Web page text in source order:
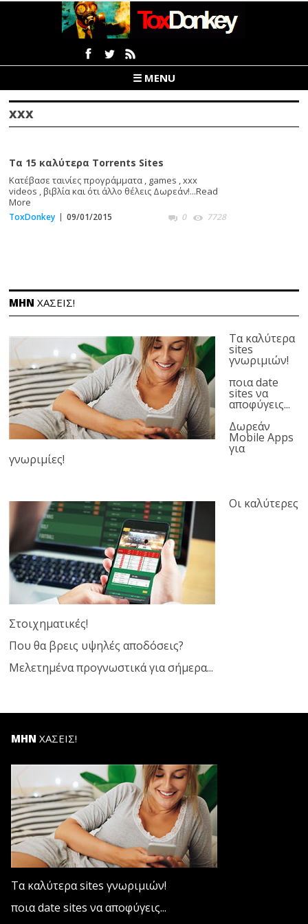
☰ MENU
XXX
Τα 15 καλύτερα Torrents Sites
Κατέβασε ταινίες προγράμματα , games , xxx
videos , βιβλία και ότι άλλο θέλεις Δωρεάν!...Read
More
ToxDonkey 09/01/2015 7728
0
ΜΗΝ ΧΑΣΕΙΣ!
Τα καλύτερα
sites
γνωριμιών!
ποια date
sites να
αποφύγεις...
Δωρεάν
Mobile Apps
για
γνωριμίες!
Οι καλύτερες
Στοιχηματικές!
Που θα βρεις υψηλές αποδόσεις?
Μελετημένα προγνωστικά για σήμερα...
ΜΗΝ ΧΑΣΕΙΣ!
Τα καλύτερα sites γνωριμιών!
ποια date sites να αποφύγεις...